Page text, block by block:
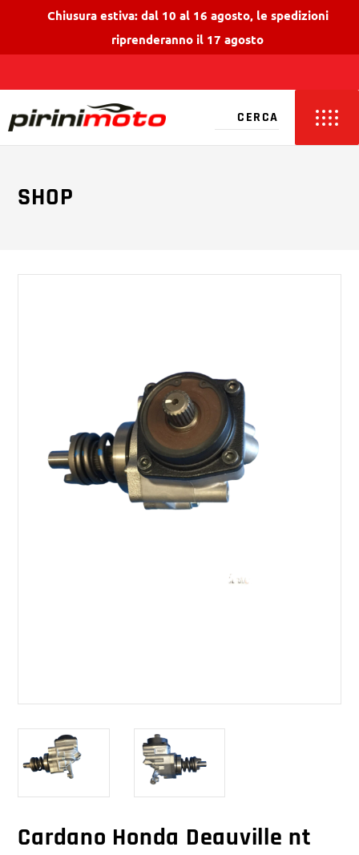
Chiusura estiva: dal 10 al 16 agosto, le spedizioni
riprenderanno il 17 agosto
SHOP
Cardano Honda Deauville nt